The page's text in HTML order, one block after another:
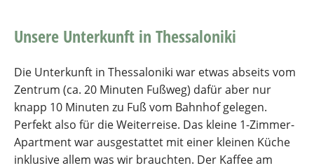
Unsere Unterkunft in Thessaloniki
Die Unterkunft in Thessaloniki war etwas abseits vom
Zentrum (ca. 20 Minuten Fußweg) dafür aber nur
knapp 10 Minuten zu Fuß vom Bahnhof gelegen.
Perfekt also für die Weiterreise. Das kleine 1-Zimmer-
Apartment war ausgestattet mit einer kleinen Küche
inklusive allem was wir brauchten. Der Kaffee am